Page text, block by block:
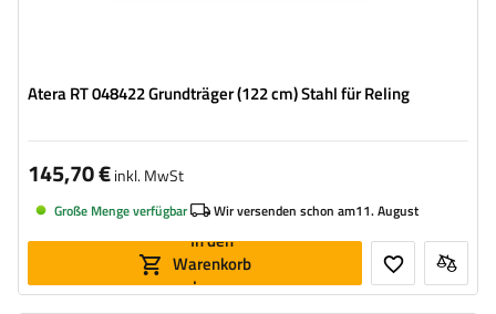
Atera RT 048422 Grundträger (122 cm) Stahl für Reling
145,70 €inkl. MwSt
Große Menge verfügbar Wir versenden schon am11. August
In den
Warenkorb
legen